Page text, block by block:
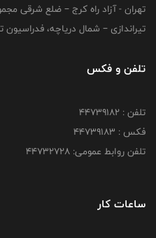
تهران - آزاد راه کرج – ضلع شرقی
تیراندازی – شمال دریاچه، فدراسیون
تلفن و فکس
تلفن : ۴۴۷۳۹۱۸۲
فکس : ۴۴۷۳۹۱۸3
تلفن روابط عمومی: ۴۴۷۳۲۷۲۸
ساعات کار